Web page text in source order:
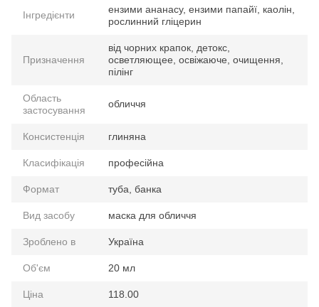
Інгредієнти
ензими ананасу, ензими папайї, каолін,
рослинний гліцерин
Призначення
від чорних крапок, детокс,
осветляющее, освіжаюче, очищення,
пілінг
Область
застосування
обличчя
Консистенція глиняна
Класифікація професійна
Формат туба, банка
Вид засобу маска для обличчя
Зроблено в Україна
Об'єм 20 мл
Ціна 118.00